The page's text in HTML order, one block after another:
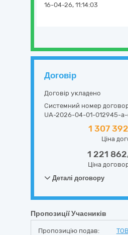
16-04-26, 11:14:03
Договір
Договір укладено
Системний номер
UA-2026-04-01-012945-a-
1 307
Ціна
1 221
Ціна
Деталі договору
Пропозиції Учасників
Пропозицію подав: